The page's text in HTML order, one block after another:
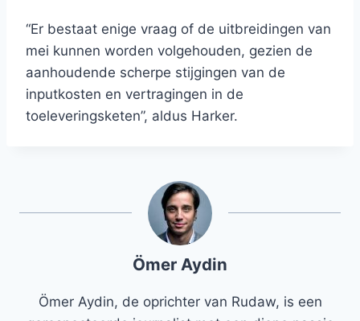
“Er bestaat enige vraag of de uitbreidingen van
mei kunnen worden volgehouden, gezien de
aanhoudende scherpe stijgingen van de
inputkosten en vertragingen in de
toeleveringsketen”, aldus Harker.
Ömer Aydin
Ömer Aydin, de oprichter van Rudaw, is een